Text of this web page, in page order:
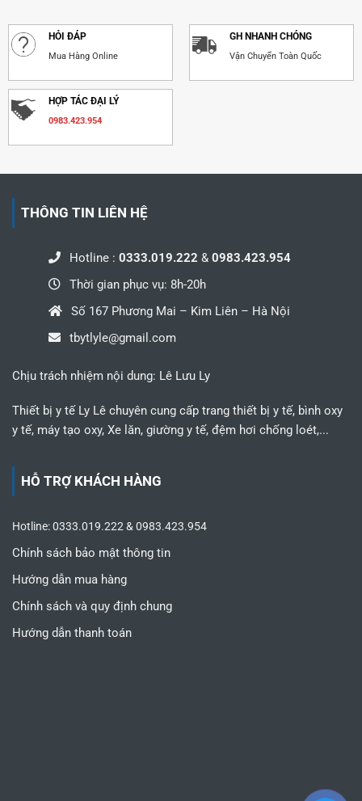
HỎI ĐÁP
Mua Hàng Online
GH NHANH CHÓNG
Vận Chuyển Toàn Quốc
HỢP TÁC ĐẠI LÝ
0983.423.954
THÔNG TIN LIÊN HỆ
Hotline : 0333.019.222 & 0983.423.954
Thời gian phục vụ: 8h-20h
Số 167 Phương Mai – Kim Liên – Hà Nội
tbytlyle@gmail.com
Chịu trách nhiệm nội dung: Lê Lưu Ly
Thiết bị y tế Ly Lê chuyên cung cấp trang thiết bị y tế, bình oxy
y tế, máy tạo oxy, Xe lăn, giường y tế, đệm hơi chống loét,...
HỖ TRỢ KHÁCH HÀNG
Hotline: 0333.019.222 & 0983.423.954
Chính sách bảo mật thông tin
Hướng dẫn mua hàng
Chính sách và quy định chung
Hướng dẫn thanh toán